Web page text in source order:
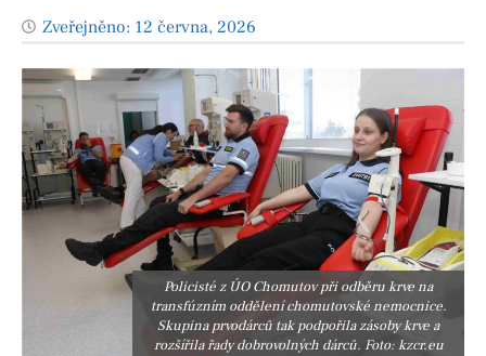
Zveřejněno: 12 června, 2026
Policisté z ÚO Chomutov při odběru krve na
transfúzním oddělení chomutovské nemocnice.
Skupina prvodárců tak podpořila zásoby krve a
rozšířila řady dobrovolných dárců. Foto: kzcr.eu